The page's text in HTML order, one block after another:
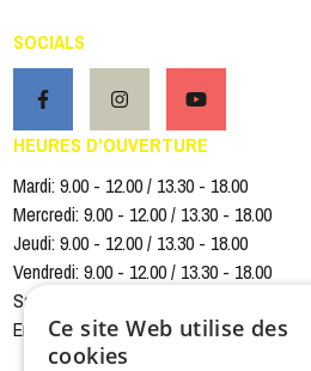
SOCIALS
HEURES D'OUVERTURE
Mardi: 9.00 - 12.00 / 13.30 - 18.00
Mercredi: 9.00 - 12.00 / 13.30 - 18.00
Jeudi: 9.00 - 12.00 / 13.30 - 18.00
Vendredi: 9.00 - 12.00 / 13.30 - 18.00
Samedi: 9.00 - 12.00 / 13.30 - 16.00
Entrepôt fermé samedi-midi
Ce site Web utilise des
cookies